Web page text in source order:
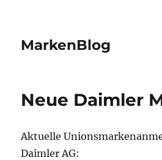
MarkenBlog
Neue Daimler
Aktuelle
Daimler AG: